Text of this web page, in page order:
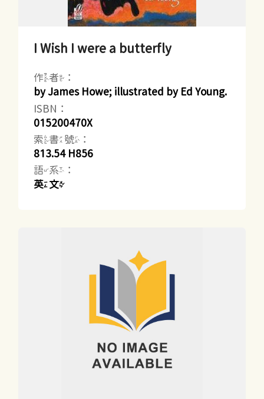
I Wish I were a butterfly
作者：
by James Howe; illustrated by Ed Young.
ISBN：
015200470X
索書號：
813.54 H856
語系：
英文